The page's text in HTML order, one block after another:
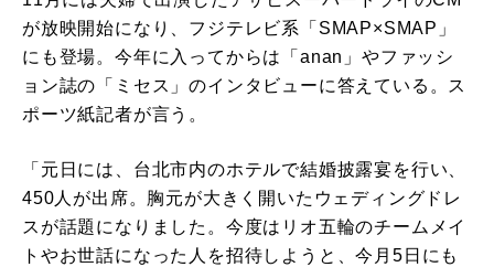
が放映開始になり、フジテレビ系「SMAP×SMAP」
にも登場。今年に入ってからは「anan」やファッシ
ョン誌の「ミセス」のインタビューに答えている。ス
ポーツ紙記者が言う。
「元日には、台北市内のホテルで結婚披露宴を行い、
450人が出席。胸元が大きく開いたウェディングドレ
スが話題になりました。今度はリオ五輪のチームメイ
トやお世話になった人を招待しようと、今月5日にも